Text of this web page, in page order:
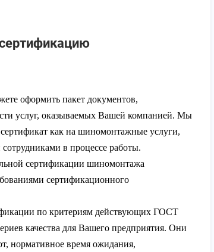
оформить пакет документов,
услуг, оказываемых Вашей компанией. Мы
как на шиномонтажные услуги,
в процессе работы.
сертификации шиномонтажа
сертификационного
по критериям действующих ГОСТ
качества для Вашего предприятия. Они
нормативное время ожидания,